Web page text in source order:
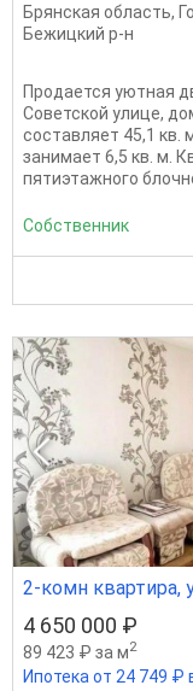
Брянская область,
Бежицкий р-н
Продается уютная
Советской улице,
составляет 45,1 кв.
занимает 6,5 кв. м.
пятиэтажного
Собственник
2-комн квартира,
4 650 000 ₽
89 423 ₽ за м2
Ипотека от 24 749 ₽